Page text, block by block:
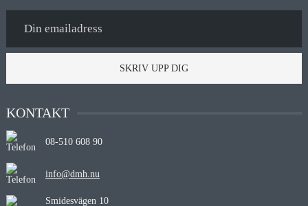
SKRIV UPP DIG
KONTAKT
08-510 608 90
info@dmh.nu
Smidesvägen 10